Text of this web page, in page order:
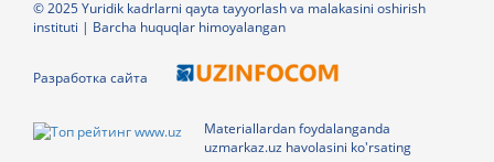
© 2025 Yuridik kadrlarni qayta tayyorlash va malakasini oshirish
instituti | Barcha huquqlar himoyalangan
Разработка сайта
Materiallardan foydalanganda
uzmarkaz.uz havolasini ko'rsating